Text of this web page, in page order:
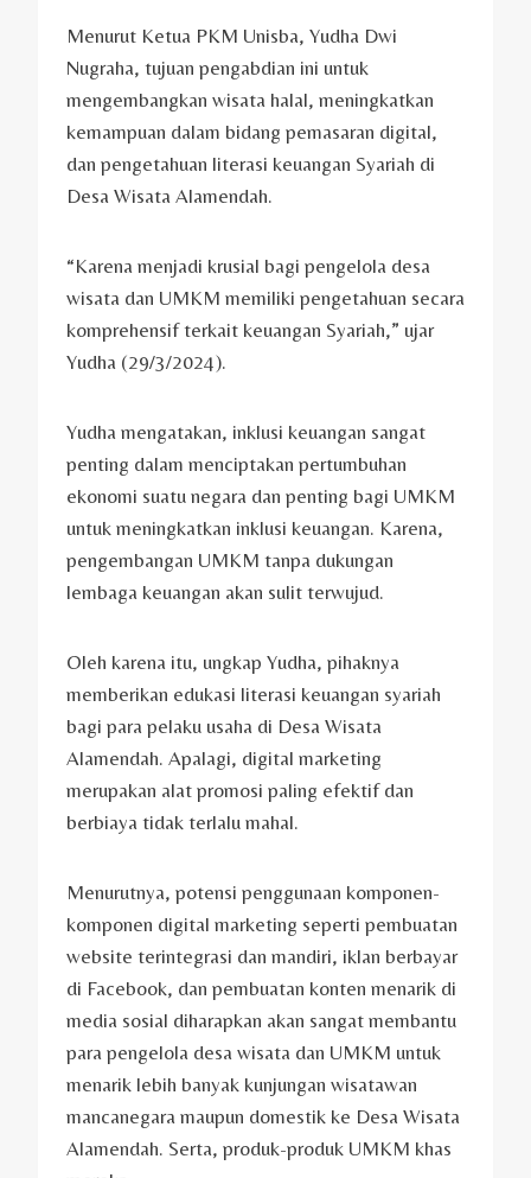
Menurut Ketua PKM Unisba, Yudha Dwi
Nugraha, tujuan pengabdian ini untuk
mengembangkan wisata halal, meningkatkan
kemampuan dalam bidang pemasaran digital,
dan pengetahuan literasi keuangan Syariah di
Desa Wisata Alamendah.
“Karena menjadi krusial bagi pengelola desa
wisata dan UMKM memiliki pengetahuan secara
komprehensif terkait keuangan Syariah,” ujar
Yudha (29/3/2024).
Yudha mengatakan, inklusi keuangan sangat
penting dalam menciptakan pertumbuhan
ekonomi suatu negara dan penting bagi UMKM
untuk meningkatkan inklusi keuangan. Karena,
pengembangan UMKM tanpa dukungan
lembaga keuangan akan sulit terwujud.
Oleh karena itu, ungkap Yudha, pihaknya
memberikan edukasi literasi keuangan syariah
bagi para pelaku usaha di Desa Wisata
Alamendah. Apalagi, digital marketing
merupakan alat promosi paling efektif dan
berbiaya tidak terlalu mahal.
Menurutnya, potensi penggunaan komponen-
komponen digital marketing seperti pembuatan
website terintegrasi dan mandiri, iklan berbayar
di Facebook, dan pembuatan konten menarik di
media sosial diharapkan akan sangat membantu
para pengelola desa wisata dan UMKM untuk
menarik lebih banyak kunjungan wisatawan
mancanegara maupun domestik ke Desa Wisata
Alamendah. Serta, produk-produk UMKM khas